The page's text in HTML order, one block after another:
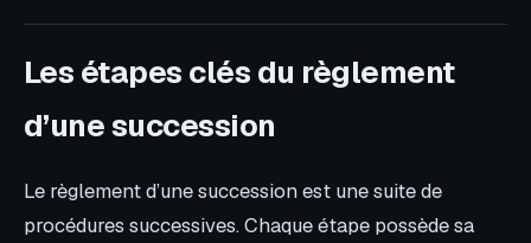
Les étapes clés du règlement
d’une succession
Le règlement d’une succession est une suite de
procédures successives. Chaque étape possède sa